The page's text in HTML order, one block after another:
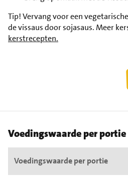
Tip!Vervang voor een
de vissaus door sojasaus. Meer
kerstrecepten.
Voedingswaarde per portie
Voedingswaarde per portie